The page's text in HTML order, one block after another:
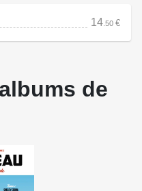
14.50 €
de